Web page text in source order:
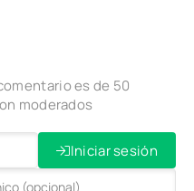
es de 50
moderados
Iniciar sesión